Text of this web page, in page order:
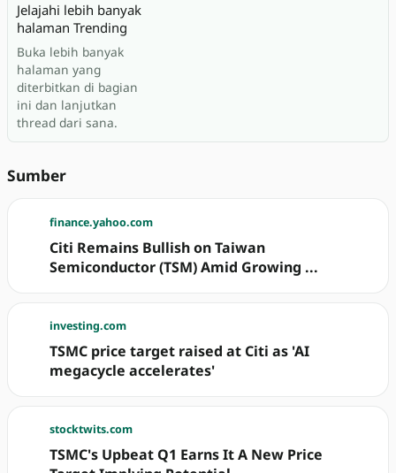
Jelajahi lebih banyak
halaman Trending
Buka lebih banyak
halaman yang
diterbitkan di bagian
ini dan lanjutkan
thread dari sana.
Sumber
finance.yahoo.com
Citi Remains Bullish on Taiwan
Semiconductor (TSM) Amid Growing ...
investing.com
TSMC price target raised at Citi as 'AI
megacycle accelerates'
stocktwits.com
TSMC's Upbeat Q1 Earns It A New Price